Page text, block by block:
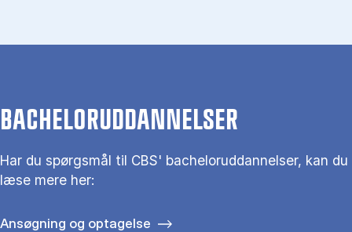
BACHELORUDDANNELSER
Har du spørgsmål til CBS' bacheloruddannelser, kan du
læse mere her:
Ansøgning og optagelse